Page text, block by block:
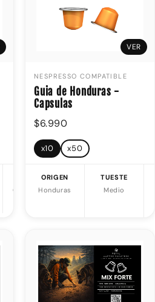
NOTAS
Chocolate |
PUNTAJE
VER
NESPRESSO COMPATIBLE
Guia de Honduras -
Capsulas
$6.990
x10 x50
ORIGEN
Honduras
TUESTE
Medio